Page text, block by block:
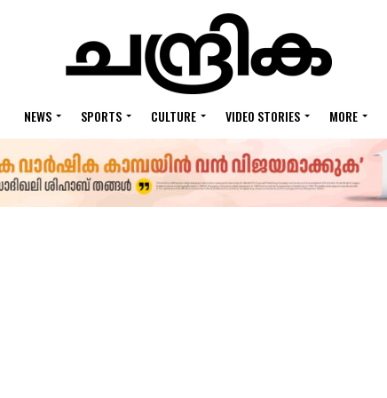
NEWS SPORTS CULTURE VIDEO STORIES MORE